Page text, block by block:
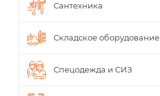
Сантехника
Складское оборудование
Спецодежда и СИЗ